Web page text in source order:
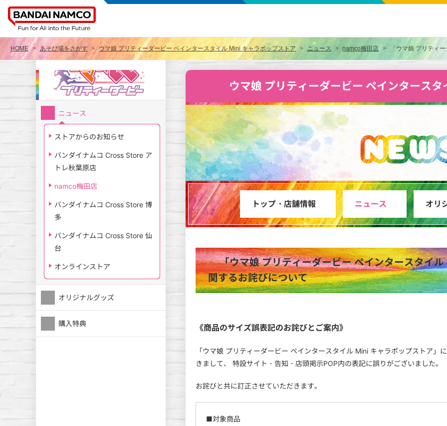
HOME あそび場をさがす ウマ娘 プリティーダービー ペインタースタイル Mini キャラポップストア ニュース namco梅田店 「ウマ娘 プリティー
ウマ娘 プリティーダービー ペインタース
トップ・店舗情報 ニュース オリ
「ウマ娘 プリティーダービー ペインタースタイ
関するお詫びについて
《商品のサイズ誤表記のお詫びとご案内》
「ウマ娘 プリティーダービー ペインタースタイル Mini キャラポップストア
きまして、 特設サイト・告知・店頭掲示POP内の表記に誤りがございました。
お詫びと共に訂正させていただきます。
■対象商品
ウマ娘 プリティーダービー ペインタースタイル
ニュース
ストアからのお知らせ
バンダイナムコ Cross Store ア
トレ秋葉原店
namco梅田店
バンダイナムコ Cross Store 博
多
バンダイナムコ Cross Store 仙
台
オンラインストア
オリジナルグッズ
購入特典